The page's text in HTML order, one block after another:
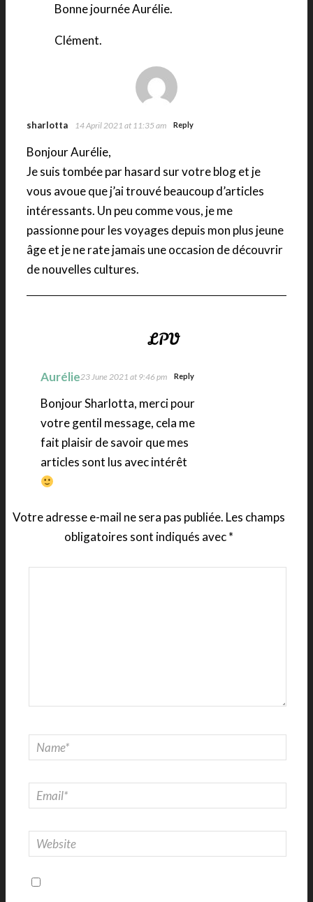
Bonne journée Aurélie.
Clément.
sharlotta 14 April 2021 at 11:35 am Reply
Bonjour Aurélie,
Je suis tombée par hasard sur votre blog et je
vous avoue que j’ai trouvé beaucoup d’articles
intéressants. Un peu comme vous, je me
passionne pour les voyages depuis mon plus jeune
âge et je ne rate jamais une occasion de découvrir
de nouvelles cultures.
Aurélie23 June 2021 at 9:46 pm Reply
Bonjour Sharlotta, merci pour
votre gentil message, cela me
fait plaisir de savoir que mes
articles sont lus avec intérêt
Votre adresse e-mail ne sera pas publiée. Les champs
obligatoires sont indiqués avec*